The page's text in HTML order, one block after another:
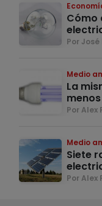
Cómo
Por
Medio
La
Por Alex
Medio
Siete
Por Alex